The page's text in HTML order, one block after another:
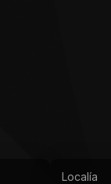
Localía